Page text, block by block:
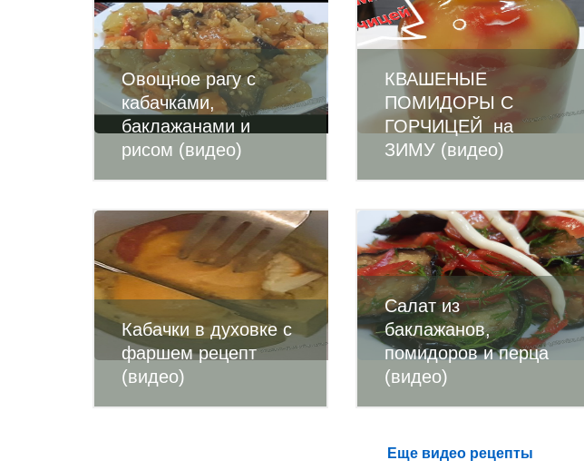
Овощное рагу с
кабачками,
баклажанами и
рисом (видео)
КВАШЕНЫЕ
ПОМИДОРЫ С
ГОРЧИЦЕЙ на
ЗИМУ (видео)
Кабачки в духовке с
фаршем рецепт
(видео)
Салат из
баклажанов,
помидоров и перца
(видео)
Еще видео рецепты